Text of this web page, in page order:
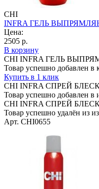
CHI
INFRA ГЕЛЬ
Цена:
2505 р.
В корзину
CHI INFRA ГЕЛЬ
Товар успешно добавлен в
Купить в 1 клик
CHI INFRA СПРЕЙ БЛЕСК
Товар успешно добавлен в
CHI INFRA СПРЕЙ БЛЕСК
Товар успешно удалён из
Арт. CHI0655